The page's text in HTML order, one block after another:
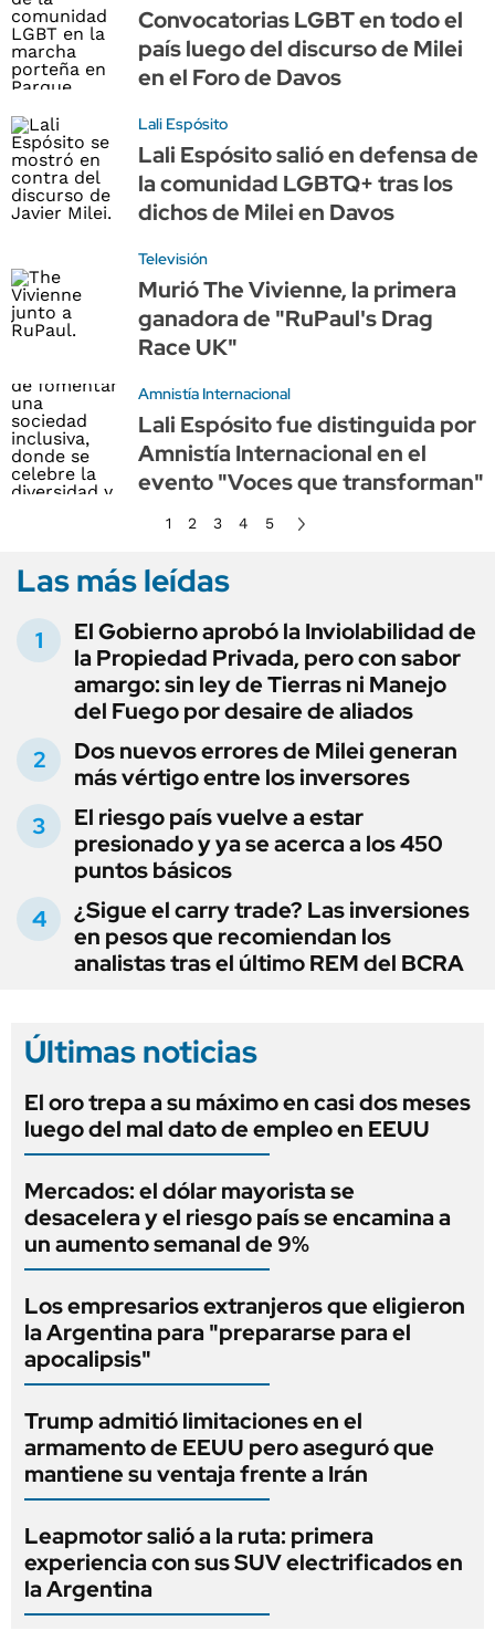
Convocatorias LGBT en todo el
país luego del discurso de Milei
en el Foro de Davos
Lali Espósito
Lali Espósito salió en defensa de
la comunidad LGBTQ+ tras los
dichos de Milei en Davos
Televisión
Murió The Vivienne, la primera
ganadora de "RuPaul's Drag
Race UK"
Amnistía Internacional
Lali Espósito fue distinguida por
Amnistía Internacional en el
evento "Voces que transforman"
1 2 3 4 5
Las más leídas
El Gobierno aprobó la Inviolabilidad de
la Propiedad Privada, pero con sabor
amargo: sin ley de Tierras ni Manejo
del Fuego por desaire de aliados
Dos nuevos errores de Milei generan
más vértigo entre los inversores
El riesgo país vuelve a estar
presionado y ya se acerca a los 450
puntos básicos
¿Sigue el carry trade? Las inversiones
en pesos que recomiendan los
analistas tras el último REM del BCRA
Últimas noticias
El oro trepa a su máximo en casi dos meses
luego del mal dato de empleo en EEUU
Mercados: el dólar mayorista se
desacelera y el riesgo país se encamina a
un aumento semanal de 9%
Los empresarios extranjeros que eligieron
la Argentina para "prepararse para el
apocalipsis"
Trump admitió limitaciones en el
armamento de EEUU pero aseguró que
mantiene su ventaja frente a Irán
Leapmotor salió a la ruta: primera
experiencia con sus SUV electrificados en
la Argentina